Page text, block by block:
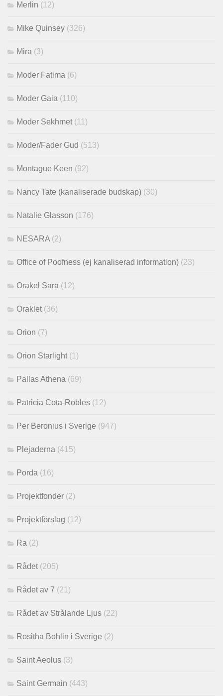
Merlin (12)
Mike Quinsey (326)
Mira (3)
Moder Fatima (6)
Moder Gaia (110)
Moder Sekhmet(11)
Moder/Fader Gud (513)
Montague Keen (92)
Nancy Tate (kanaliserade budskap) (30)
Natalie Glasson (176)
NESARA(2)
Office of Poofness (ej kanaliserad information) (23)
Orakel Sara (12)
Oraklet(36)
Orion (7)
Orion Starlight(1)
Pallas Athena (69)
Patricia Cota-Robles (12)
Per Beronius i Sverige (947)
Plejaderna (415)
Porda (16)
Projektfonder (2)
Projektförslag (12)
Ra (2)
Rådet(205)
Rådet av 7 (21)
Rådet av Strålande Ljus (22)
Rositha Bohlin i Sverige (2)
Saint Aeolus (3)
Saint Germain (443)